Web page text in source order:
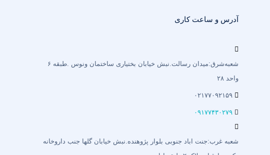
آدرس و ساعت کاری
شعبه‌شرق:میدان رسالت.نبش خیابان بختیاری‌ ساختمان ونوس .طبقه ۶
واحد ۲۸
۰۲۱۷۷۰۹۲۱۵۹
۰۹۱۷۷۴۳۰۲۷۹
شعبه غرب:جنت اباد جنوبی بلوار پژوهنده.نبش خیابان گلها جنب داروخانه